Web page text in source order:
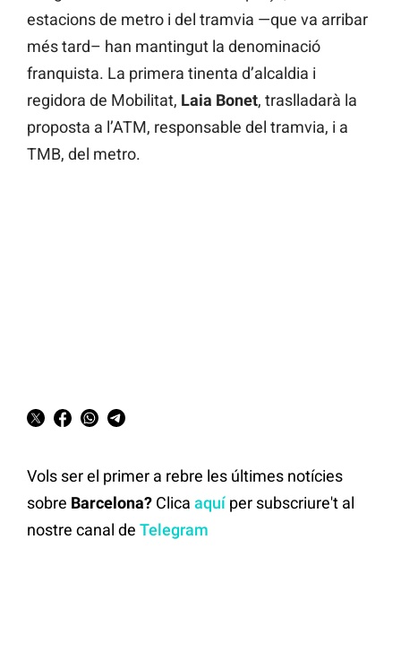
estacions de metro i del tramvia —que va arribar
més tard– han mantingut la denominació
franquista. La primera tinenta d’alcaldia i
regidora de Mobilitat, Laia Bonet, traslladarà la
proposta a l’ATM, responsable del tramvia, i a
TMB, del metro.
Vols ser el primer a rebre les últimes notícies
sobre Barcelona? Clica aquíper subscriure't al
nostre canal de Telegram